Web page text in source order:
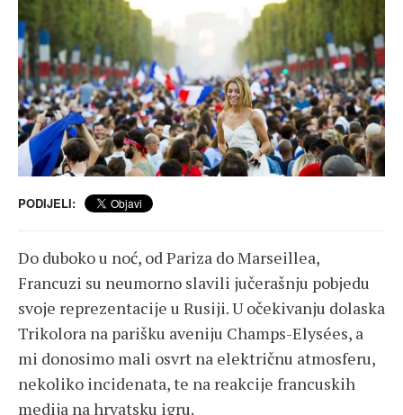
PODIJELI:
Do duboko u noć, od Pariza do Marseillea,
Francuzi su neumorno slavili jučerašnju pobjedu
svoje reprezentacije u Rusiji. U očekivanju dolaska
Trikolora na parišku aveniju Champs-Elysées, a
mi donosimo mali osvrt na električnu atmosferu,
nekoliko incidenata, te na reakcije francuskih
medija na hrvatsku igru.